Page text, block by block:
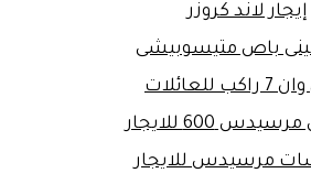
إيجار لاند كروزر
باص متيسوبيشى
للعائلات
600 للايجار
مرسيدس للايجار